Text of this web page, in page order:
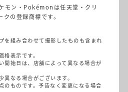
モン・Pokémonは任天堂・クリ
の登録商標です。
を組み合わせて撮影したものも含まれ
表示です。
開始日は、店舗によって異なる場合が
なる場合がございます。
のものです。予告なく変更になる場合